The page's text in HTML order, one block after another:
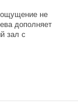
ощущение не
дополняет
зал с